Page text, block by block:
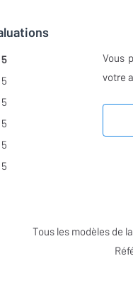
Vous
votre
Tous les modèles de